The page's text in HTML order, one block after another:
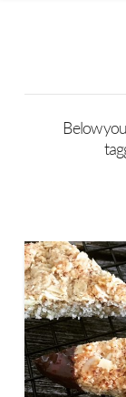
Below